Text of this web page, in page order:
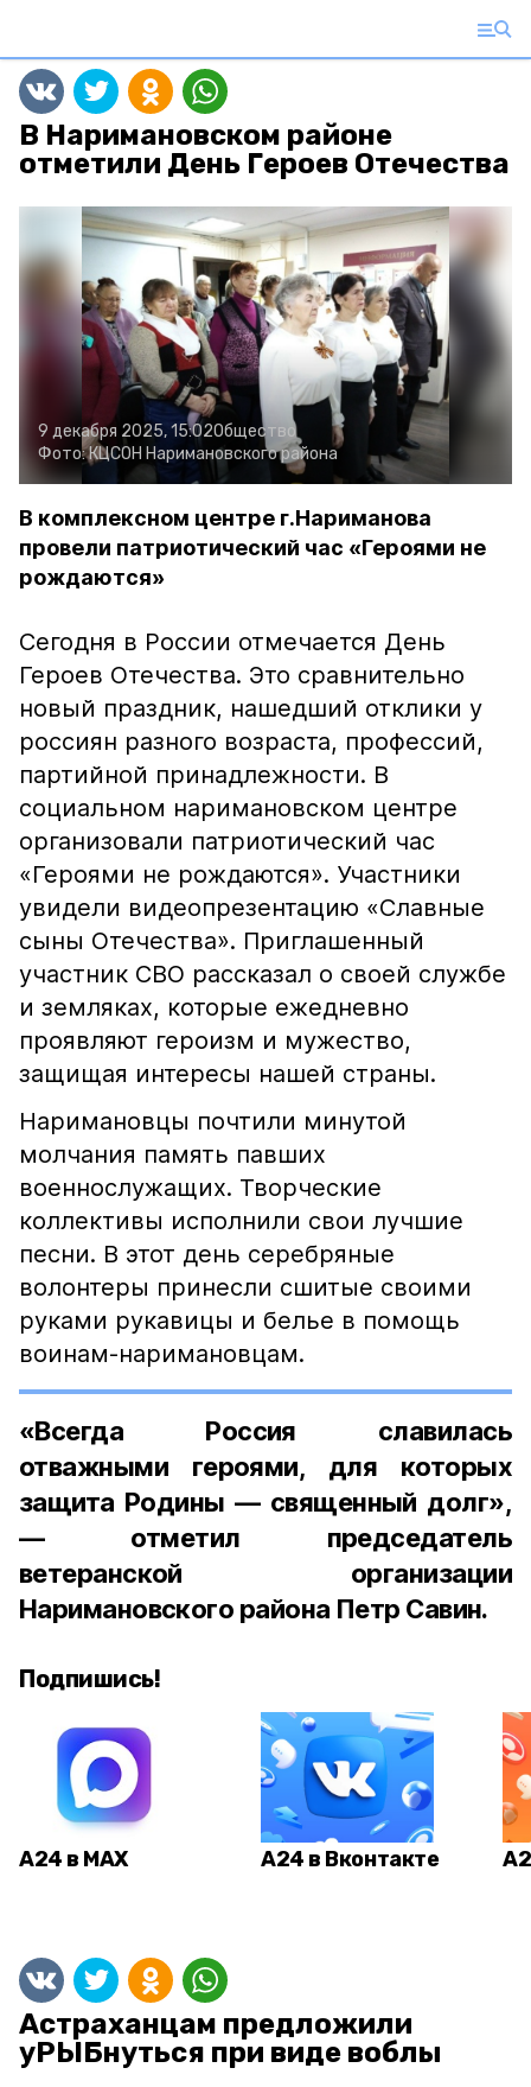
В Наримановском районе
отметили День Героев Отечества
9 декабря 2025, 15:02Общество
Фото:КЦСОН Наримановского района
В комплексном центре г.Нариманова
провели патриотический час «Героями не
рождаются»
Сегодня в России отмечается День
Героев Отечества. Это сравнительно
новый праздник, нашедший отклики у
россиян разного возраста, профессий,
партийной принадлежности. В
социальном наримановском центре
организовали патриотический час
«Героями не рождаются». Участники
увидели видеопрезентацию «Славные
сыны Отечества». Приглашенный
участник СВО рассказал о своей службе
и земляках, которые ежедневно
проявляют героизм и мужество,
защищая интересы нашей страны.
Наримановцы почтили минутой
молчания память павших
военнослужащих. Творческие
коллективы исполнили свои лучшие
песни. В этот день серебряные
волонтеры принесли сшитые своими
руками рукавицы и белье в помощь
воинам-наримановцам.
«Всегда Россия славилась
отважными героями, для которых
защита Родины — священный долг»,
— отметил председатель
ветеранской организации
Наримановского района Петр Савин.
Подпишись!
А24 в MAX А24 в Вконтакте
Астраханцам предложили
уРЫБнуться при виде воблы